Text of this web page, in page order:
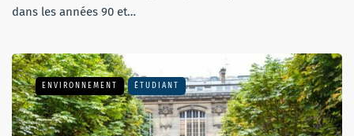
dans les années 90 et…
ENVIRONNEMENT ÉTUDIANT